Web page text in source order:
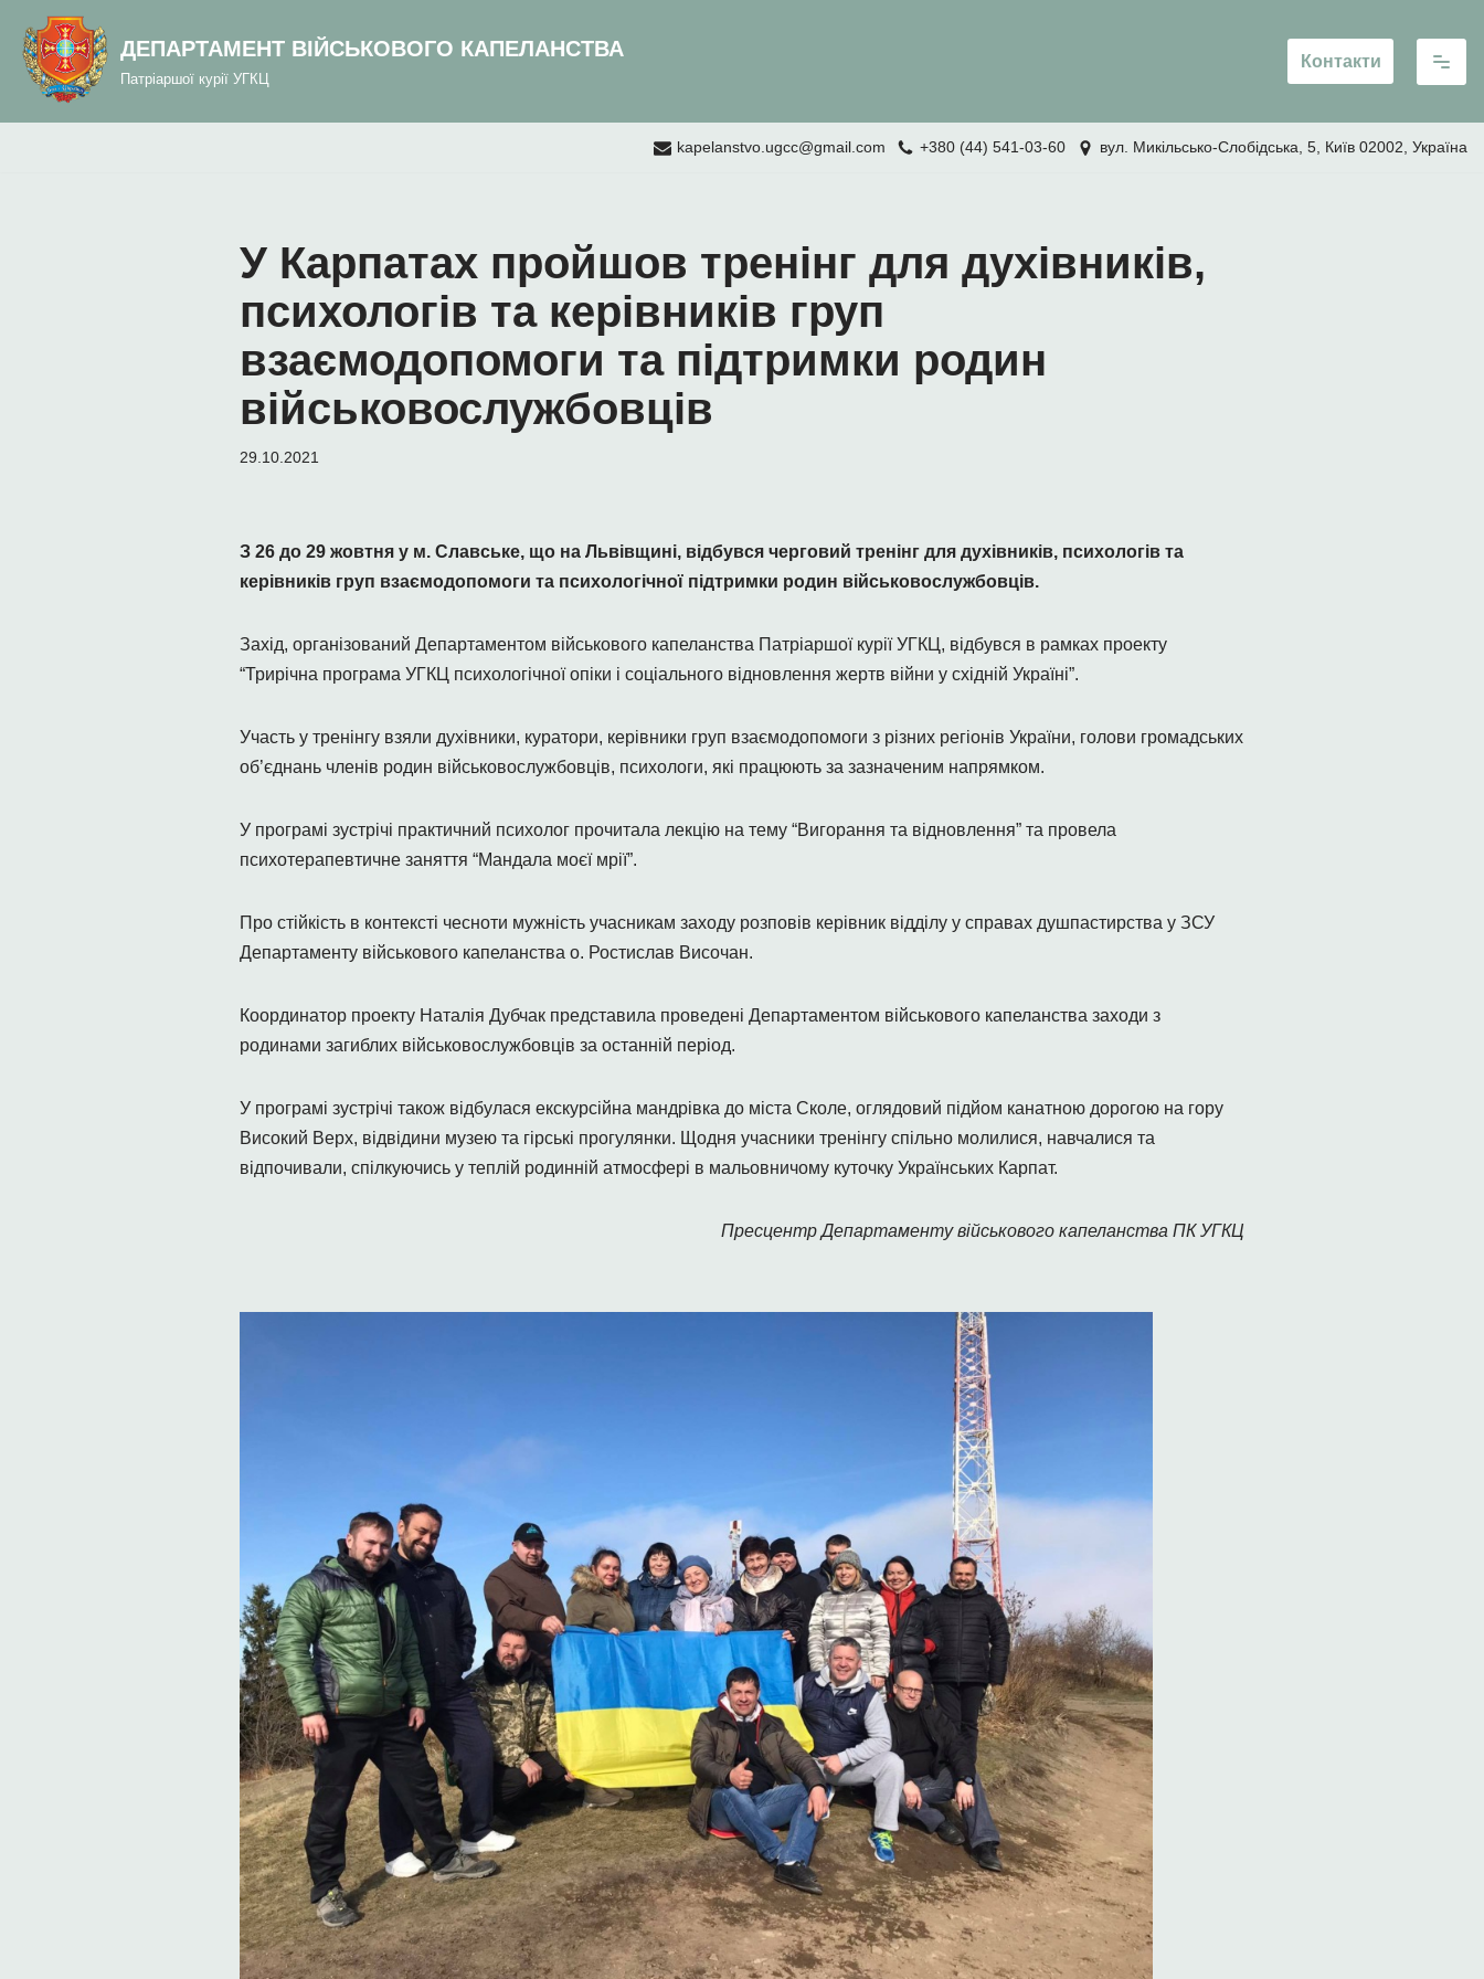
вмісту
Перейти
вмісту
ДЕПАРТАМЕНТ ВІЙСЬКОВОГО КАПЕЛАНСТВА
Патріаршої курії УГКЦ
Контакти
kapelanstvo.ugcc@gmail.com +380 (44) 541-03-60 вул. Микільсько-Слобідська, 5, Київ 02002, Україна
У Карпатах пройшов тренінг для духівників,
психологів та керівників груп
взаємодопомоги та підтримки родин
військовослужбовців
29.10.2021
З 26 до 29 жовтня у м. Славське, що на Львівщині, відбувся черговий тренінг для духівників, психологів та
керівників груп взаємодопомоги та психологічної підтримки родин військовослужбовців.
Захід, організований Департаментом військового капеланства Патріаршої курії УГКЦ, відбувся в рамках проекту
“Трирічна програма УГКЦ психологічної опіки і соціального відновлення жертв війни у східній Україні”.
Участь у тренінгу взяли духівники, куратори, керівники груп взаємодопомоги з різних регіонів України, голови громадських
об’єднань членів родин військовослужбовців, психологи, які працюють за зазначеним напрямком.
У програмі зустрічі практичний психолог прочитала лекцію на тему “Вигорання та відновлення” та провела
психотерапевтичне заняття “Мандала моєї мрії”.
Про стійкість в контексті чесноти мужність учасникам заходу розповів керівник відділу у справах душпастирства у ЗСУ
Департаменту військового капеланства о. Ростислав Височан.
Координатор проекту Наталія Дубчак представила проведені Департаментом військового капеланства заходи з
родинами загиблих військовослужбовців за останній період.
У програмі зустрічі також відбулася екскурсійна мандрівка до міста Сколе, оглядовий підйом канатною дорогою на гору
Високий Верх, відвідини музею та гірські прогулянки. Щодня учасники тренінгу спільно молилися, навчалися та
відпочивали, спілкуючись у теплій родинній атмосфері в мальовничому куточку Українських Карпат.
Пресцентр Департаменту військового капеланства ПК УГКЦ